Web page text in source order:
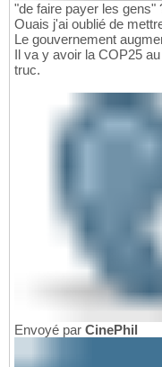
"de faire payer les gens"
Ouais j'ai oublié de
Le gouvernement
Il va y avoir la COP25
truc.
Envoyé par CinePhil